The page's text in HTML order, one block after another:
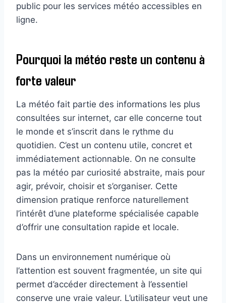
public pour les services météo accessibles en
ligne.
Pourquoi la météo reste un contenu à
forte valeur
La météo fait partie des informations les plus
consultées sur internet, car elle concerne tout
le monde et s’inscrit dans le rythme du
quotidien. C’est un contenu utile, concret et
immédiatement actionnable. On ne consulte
pas la météo par curiosité abstraite, mais pour
agir, prévoir, choisir et s’organiser. Cette
dimension pratique renforce naturellement
l’intérêt d’une plateforme spécialisée capable
d’offrir une consultation rapide et locale.
Dans un environnement numérique où
l’attention est souvent fragmentée, un site qui
permet d’accéder directement à l’essentiel
conserve une vraie valeur. L’utilisateur veut une